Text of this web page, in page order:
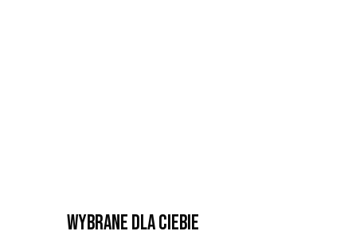
Wybrane dla Ciebie